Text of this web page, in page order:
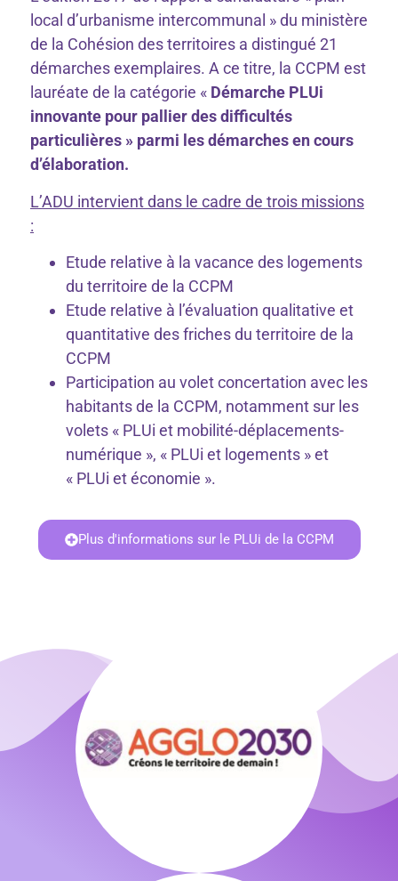
local d’urbanisme intercommunal » du ministère
de la Cohésion des territoires a distingué 21
démarches exemplaires. A ce titre, la CCPM est
lauréate de la catégorie « Démarche PLUi
innovante pour pallier des difficultés
particulières » parmi les démarches en cours
d’élaboration.
L’ADU intervient dans le cadre de trois missions
:
Etude relative à la vacance des logements
du territoire de la CCPM
Etude relative à l’évaluation qualitative et
quantitative des friches du territoire de la
CCPM
Participation au volet concertation avec les
habitants de la CCPM, notamment sur les
volets « PLUi et mobilité-déplacements-
numérique », « PLUi et logements » et
« PLUi et économie ».
Plus d'informations sur le PLUi de la CCPM